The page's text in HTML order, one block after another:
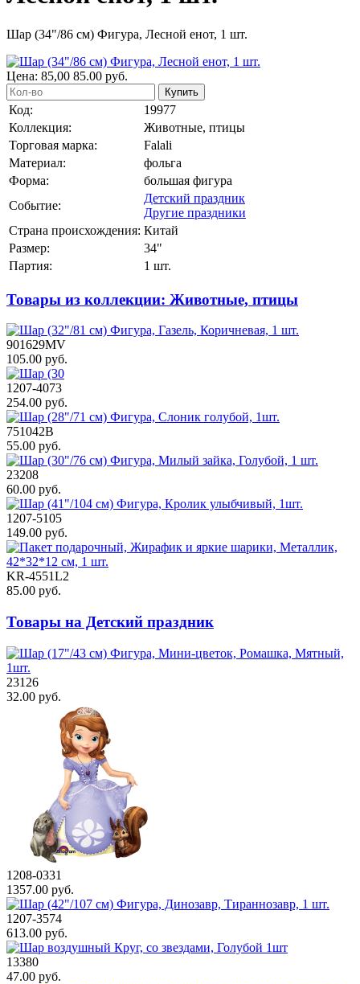
Шар (34"/86 см) Фигура, Лесной енот, 1 шт.
Цена: 85,00 85.00 руб.
Купить
Код:
19977
Коллекция:
Животные, птицы
Торговая марка:
Falali
Материал:
фольга
Форма:
большая фигура
Событие:
Детский праздник
Другие праздники
Страна происхождения: Китай
Размер:
34"
Партия:
1 шт.
Товары из коллекции: Животные, птицы
901629MV
105.00 руб.
1207-4073
254.00 руб.
751042В
55.00 руб.
23208
60.00 руб.
1207-5105
149.00 руб.
KR-4551L2
85.00 руб.
Товары на Детский праздник
23126
32.00 руб.
1208-0331
1357.00 руб.
1207-3574
613.00 руб.
13380
47.00 руб.